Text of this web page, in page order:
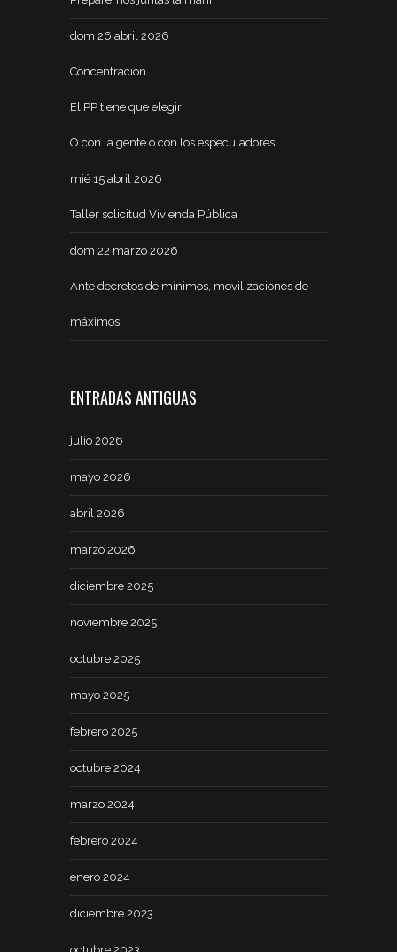
dom 26 abril 2026
Concentración
El PP tiene que elegir
O con la gente o con los especuladores
mié 15 abril 2026
Taller solicitud Vivienda Pública
dom 22 marzo 2026
Ante decretos de mínimos, movilizaciones de
máximos
ENTRADAS ANTIGUAS
julio 2026
mayo 2026
abril 2026
marzo 2026
diciembre 2025
noviembre 2025
octubre 2025
mayo 2025
febrero 2025
octubre 2024
marzo 2024
febrero 2024
enero 2024
diciembre 2023